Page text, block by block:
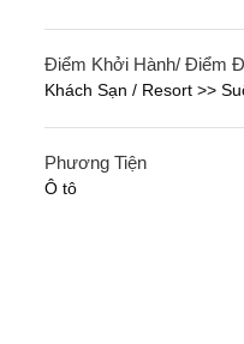
Điểm Khởi Hành/ Điểm
Khách Sạn / Resort >>
Phương Tiện
Ô tô